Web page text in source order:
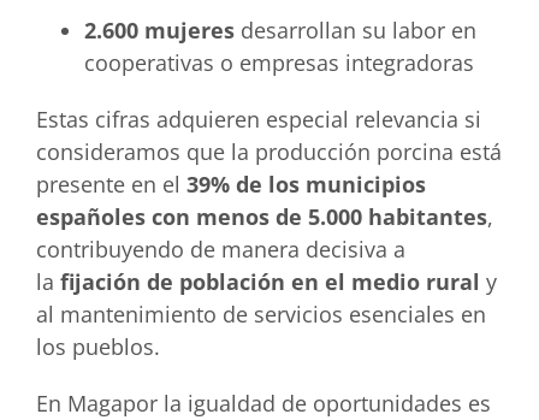
2.600 mujeres desarrollan su labor en
cooperativas o empresas integradoras
Estas cifras adquieren especial relevancia si
consideramos que la producción porcina está
presente en el 39% de los municipios
españoles con menos de 5.000 habitantes,
contribuyendo de manera decisiva a
la fijación de población en el medio rural y
al mantenimiento de servicios esenciales en
los pueblos.
En Magapor la igualdad de oportunidades es